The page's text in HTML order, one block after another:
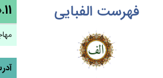
فهرست الفبایی 11.«فعل» هَاجَرُوا [9] ← هجر